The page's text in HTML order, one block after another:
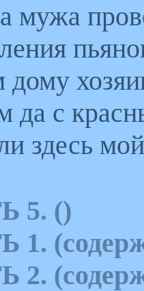
мужа
с
здесь
5. ()
1.
2.